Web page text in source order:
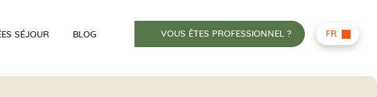
SÉJOUR BLOG VOUS ÊTES PROFESSIONNEL ? FR